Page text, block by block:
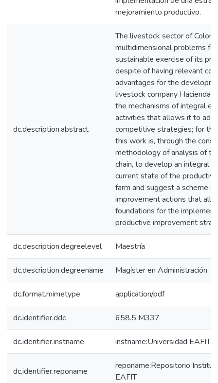
mejoramiento productivo.
dc.description.abstract
The livestock sector of
multidimensional problems
sustainable exercise of its
despite of having relevant
advantages for the
livestock company Hacienda
the mechanisms of integral
activities that allows it to
competitive strategies; for
this work is, through the
methodology of analysis of
chain, to develop an integral
current state of the
farm and suggest a scheme
improvement actions that
foundations for the
productive improvement
dc.description.degreelevel Maestría
dc.description.degreename Magíster en Administración
dc.format.mimetype application/pdf
dc.identifier.ddc 658.5 M337
dc.identifier.instname instname:Universidad EAFIT
dc.identifier.reponame
reponame:Repositorio
EAFIT